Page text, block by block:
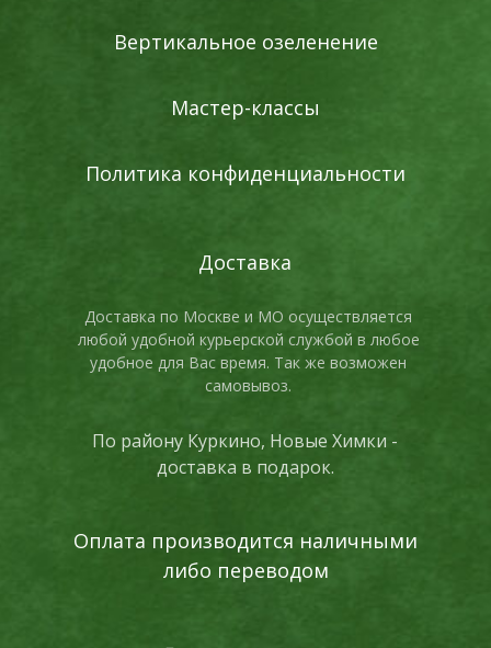
Политика конфиденциальности
Мастер-классы
Вертикальное озеленение
Доставка
Доставка по Москве и МО осуществляется
любой удобной курьерской службой в любое
удобное для Вас время. Так же возможен
самовывоз.
По району Куркино, Новые Химки -
доставка в подарок.
Оплата производится наличными
либо переводом